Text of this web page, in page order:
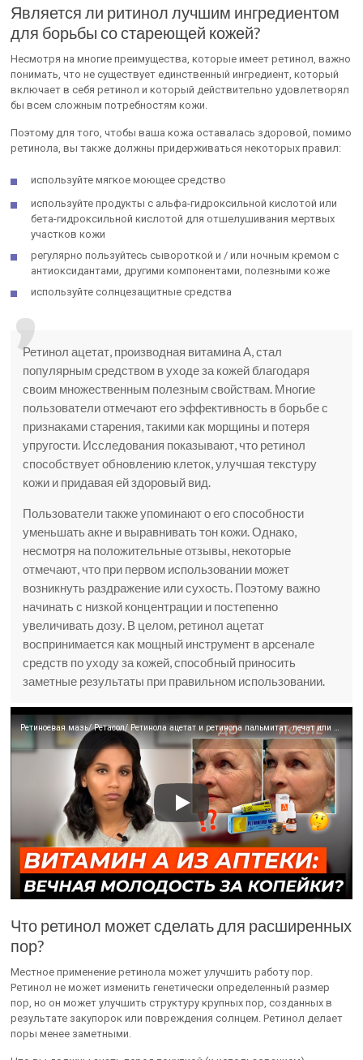
Является ли ритинол лучшим ингредиентом
для борьбы со стареющей кожей?
Несмотря на многие преимущества, которые имеет ретинол, важно
понимать, что не существует единственный ингредиент, который
включает в себя ретинол и который действительно удовлетворял
бы всем сложным потребностям кожи.
Поэтому для того, чтобы ваша кожа оставалась здоровой, помимо
ретинола, вы также должны придерживаться некоторых правил:
используйте мягкое моющее средство
используйте продукты с альфа-гидроксильной кислотой или
бета-гидроксильной кислотой для отшелушивания мертвых
участков кожи
регулярно пользуйтесь сывороткой и / или ночным кремом с
антиоксидантами, другими компонентами, полезными коже
используйте солнцезащитные средства
Ретинол ацетат, производная витамина А, стал
популярным средством в уходе за кожей благодаря
своим множественным полезным свойствам. Многие
пользователи отмечают его эффективность в борьбе с
признаками старения, такими как морщины и потеря
упругости. Исследования показывают, что ретинол
способствует обновлению клеток, улучшая текстуру
кожи и придавая ей здоровый вид.
Пользователи также упоминают о его способности
уменьшать акне и выравнивать тон кожи. Однако,
несмотря на положительные отзывы, некоторые
отмечают, что при первом использовании может
возникнуть раздражение или сухость. Поэтому важно
начинать с низкой концентрации и постепенно
увеличивать дозу. В целом, ретинол ацетат
воспринимается как мощный инструмент в арсенале
средств по уходу за кожей, способный приносить
заметные результаты при правильном использовании.
Ретиноевая мазь/ Ретасол/ Ретинола ацетат и ретинола пальмитат: лечат или калечат?
Что ретинол может сделать для расширенных
пор?
Местное применение ретинола может улучшить работу пор.
Ретинол не может изменить генетически определенный размер
пор, но он может улучшить структуру крупных пор, созданных в
результате закупорок или повреждения солнцем. Ретинол делает
поры менее заметными.